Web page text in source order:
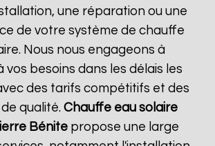
une réparation ou une
de votre système de chauffe
Nous nous engageons à
vos besoins dans les délais les
des tarifs compétitifs et des
qualité. Chauffe eau solaire
Bénite propose une large